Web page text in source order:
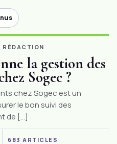
RÉDACTION
la gestion des
Sogec ?
chez Sogec est un
le bon suivi des
de […]
683 ARTICLES